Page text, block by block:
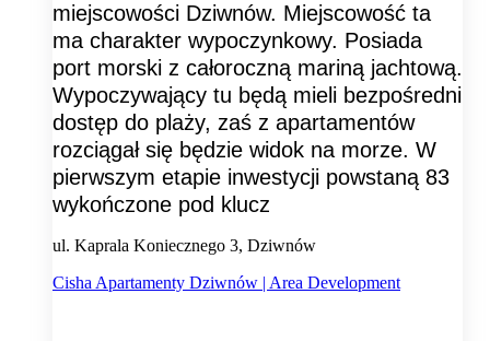
miejscowości Dziwnów. Miejscowość ta
ma charakter wypoczynkowy. Posiada
port morski z całoroczną mariną jachtową.
Wypoczywający tu będą mieli bezpośredni
dostęp do plaży, zaś z apartamentów
rozciągał się będzie widok na morze. W
pierwszym etapie inwestycji powstaną 83
wykończone pod klucz
ul. Kaprala Koniecznego 3, Dziwnów
Cisha Apartamenty Dziwnów | Area Development